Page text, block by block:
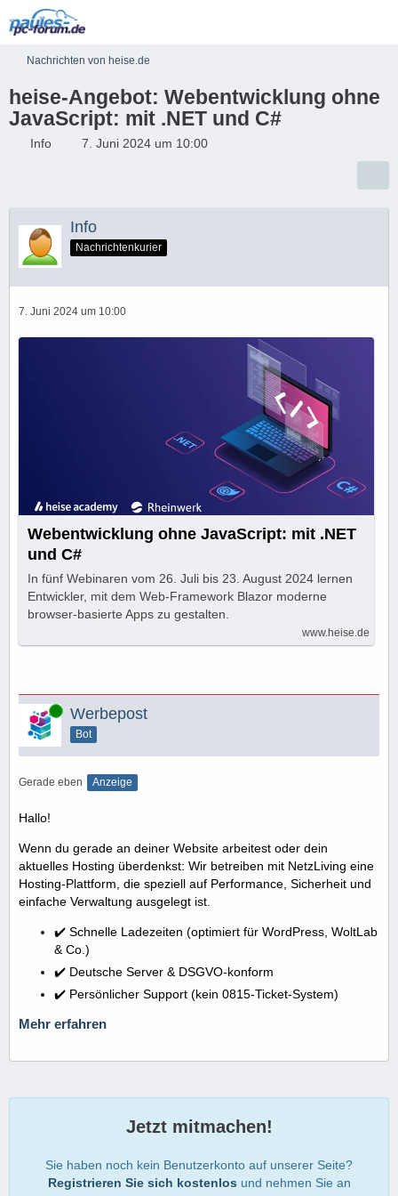
Nachrichten von heise.de
heise-Angebot: Webentwicklung ohne
JavaScript: mit .NET und C#
Info 7. Juni 2024 um 10:00
Info
Nachrichtenkurier
7. Juni 2024 um 10:00
Webentwicklung ohne JavaScript: mit .NET
und C#
In fünf Webinaren vom 26. Juli bis 23. August 2024 lernen
Entwickler, mit dem Web-Framework Blazor moderne
browser-basierte Apps zu gestalten.
www.heise.de
Online Werbepost
Bot
Gerade eben Anzeige
Hallo!
Wenn du gerade an deiner Website arbeitest oder dein
aktuelles Hosting überdenkst: Wir betreiben mit NetzLiving eine
Hosting-Plattform, die speziell auf Performance, Sicherheit und
einfache Verwaltung ausgelegt ist.
✔️ Schnelle Ladezeiten (optimiert für WordPress, WoltLab
& Co.)
✔️ Deutsche Server & DSGVO-konform
✔️ Persönlicher Support (kein 0815-Ticket-System)
Mehr erfahren
Jetzt mitmachen!
Sie haben noch kein Benutzerkonto auf unserer Seite?
Registrieren Sie sich kostenlos und nehmen Sie an